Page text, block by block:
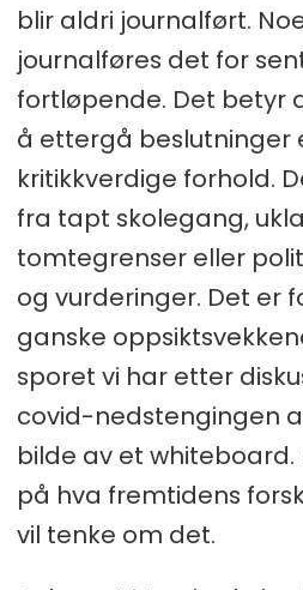
blir aldri journalført.
journalføres det for
fortløpende. Det betyr
å ettergå beslutninger
kritikkverdige forhold.
fra tapt skolegang,
tomtegrenser eller
og vurderinger. Det er
ganske
sporet vi har etter
covid-nedstengingen
bilde av et whiteboard.
på hva fremtidens
vil tenke om det.